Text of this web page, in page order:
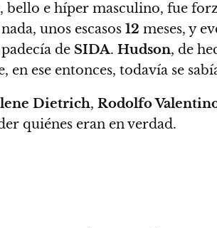
e híper masculino, fue
unos escasos 12 meses, y
de SIDA. Hudson, de
ese entonces, todavía se
Dietrich, Rodolfo
quiénes eran en verdad.